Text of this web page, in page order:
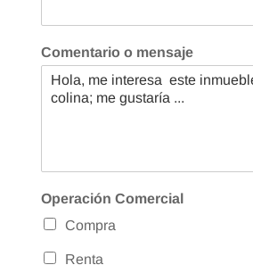
Comentario o mensaje
Operación Comercial
Compra
Renta